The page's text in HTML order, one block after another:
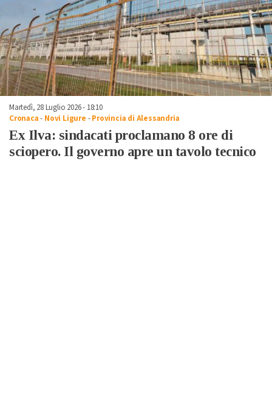
Martedì, 28 Luglio 2026 - 18:10
Cronaca- Novi Ligure -Provincia di Alessandria
Ex Ilva: sindacati proclamano 8 ore di
sciopero. Il governo apre un tavolo tecnico